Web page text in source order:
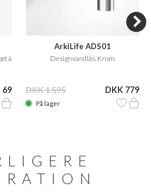
á
69
ArkiLife ADS01
Designvandlås, Krom
DKK 1.595 DKK 779
På lager